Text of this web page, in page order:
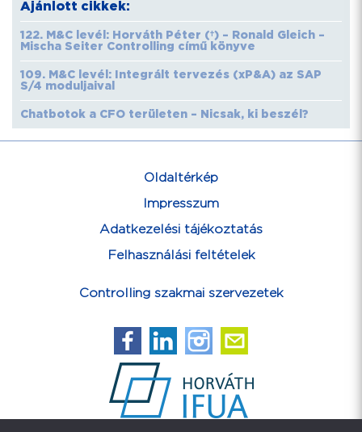
Ajánlott cikkek:
122. M&C levél: Horváth Péter (†) – Ronald Gleich –
Mischa Seiter Controlling című könyve
109. M&C levél: Integrált tervezés (xP&A) az SAP
S/4 moduljaival
Chatbotok a CFO területen – Nicsak, ki beszél?
Oldaltérkép
Impresszum
Adatkezelési tájékoztatás
Felhasználási feltételek
Controlling szakmai szervezetek